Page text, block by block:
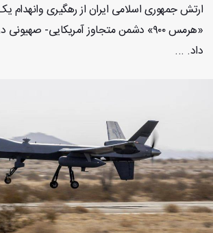
ارتش جمهوری اسلامی ایران از رهگیری وانهدام
«هرمس ۹۰۰» دشمن متجاوز آمریکایی-
داد. ...